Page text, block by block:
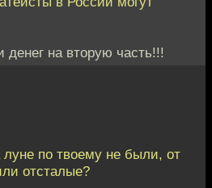
денег на вторую часть!!!
по твоему не были, от
отсталые?